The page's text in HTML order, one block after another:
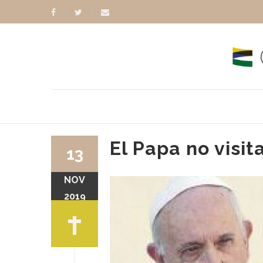
El Papa no
13
NOV
2019
PAPA FRANCISCO